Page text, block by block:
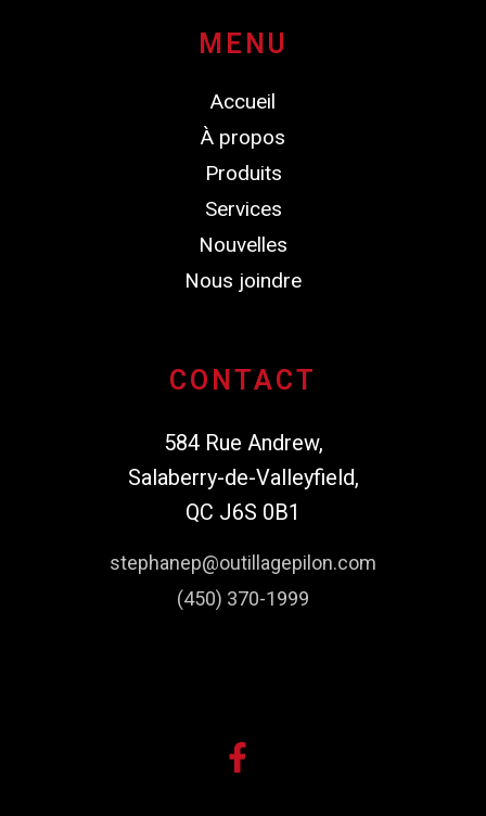
MENU
Accueil
À propos
Produits
Services
Nouvelles
Nous joindre
CONTACT
584 Rue Andrew,
Salaberry-de-Valleyfield,
QC J6S 0B1
stephanep@outillagepilon.com
(450) 370-1999